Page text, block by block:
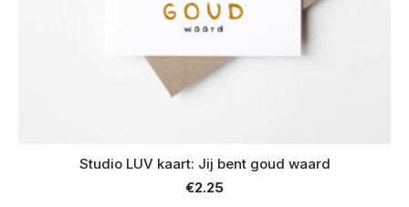
Studio LUV kaart: Jij bent goud waard
€2.25